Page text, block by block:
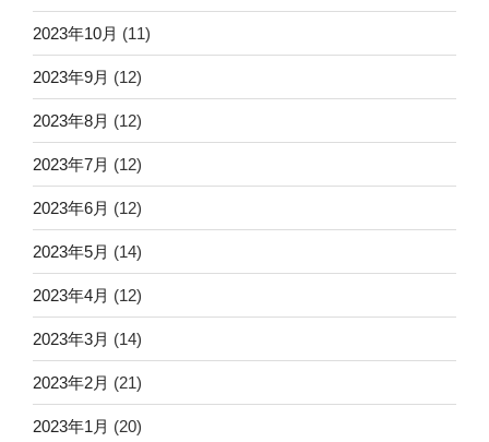
2023年10月 (11)
2023年9月 (12)
2023年8月 (12)
2023年7月 (12)
2023年6月 (12)
2023年5月 (14)
2023年4月 (12)
2023年3月 (14)
2023年2月 (21)
2023年1月 (20)